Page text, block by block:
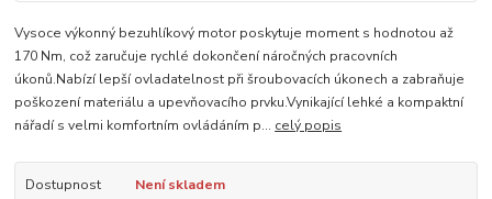
Vysoce výkonný bezuhlíkový motor poskytuje moment s hodnotou až
170 Nm, což zaručuje rychlé dokončení náročných pracovních
úkonů.Nabízí lepší ovladatelnost při šroubovacích úkonech a zabraňuje
poškození materiálu a upevňovacího prvku.Vynikající lehké a kompaktní
nářadí s velmi komfortním ovládáním p... celý popis
Dostupnost Není skladem